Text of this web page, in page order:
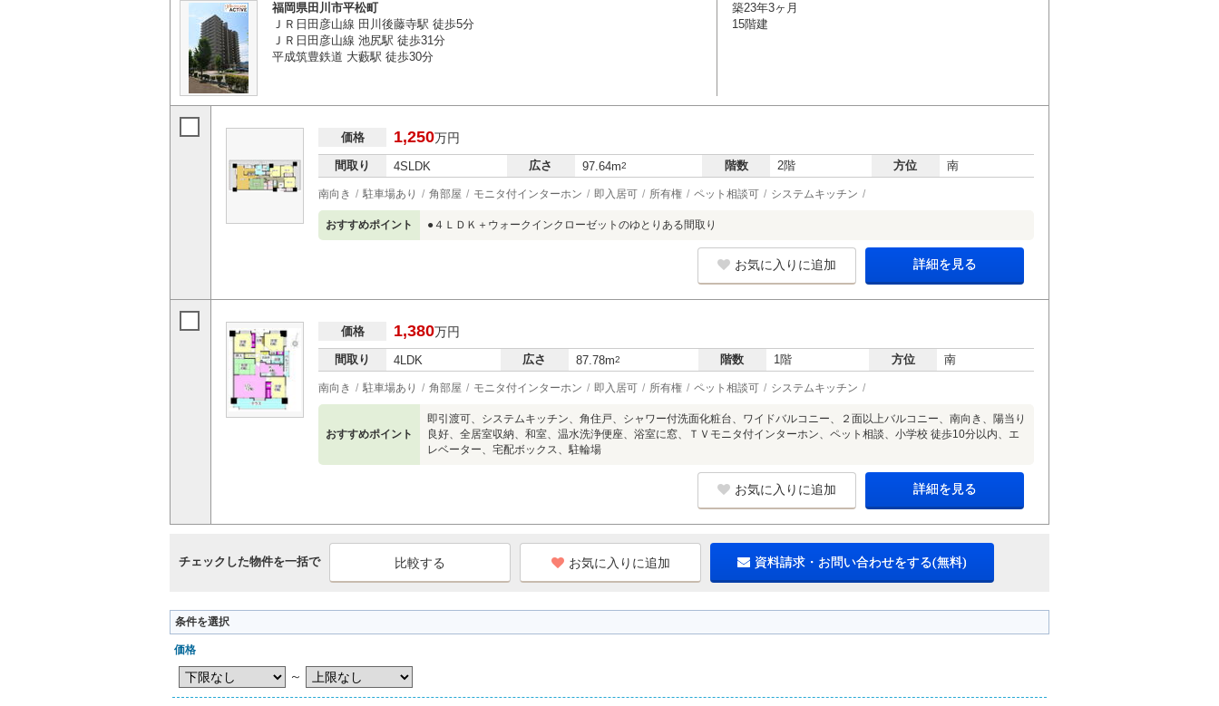
福岡県田川市平松町
ＪＲ日田彦山線 田川後藤寺駅 徒歩5分
ＪＲ日田彦山線 池尻駅 徒歩31分
平成筑豊鉄道 大藪駅 徒歩30分
築23年3ヶ月
15階建
価格 1,250万円
間取り 4SLDK 広さ 97.64m2 階数 2階 方位 南
南向き 駐車場あり 角部屋 モニタ付インターホン 即入居可 所有権 ペット相談可 システムキッチン
おすすめポイント ●４ＬＤＫ＋ウォークインクローゼットのゆとりある間取り
お気に入りに追加 詳細を見る
価格 1,380万円
間取り 4LDK 広さ 87.78m2 階数 1階 方位 南
南向き 駐車場あり 角部屋 モニタ付インターホン 即入居可 所有権 ペット相談可 システムキッチン
おすすめポイント
即引渡可、システムキッチン、角住戸、シャワー付洗面化粧台、ワイドバルコニー、２面以上バルコニー、南向き、陽当り
良好、全居室収納、和室、温水洗浄便座、浴室に窓、ＴＶモニタ付インターホン、ペット相談、小学校 徒歩10分以内、エ
レベーター、宅配ボックス、駐輪場
お気に入りに追加 詳細を見る
チェックした物件を一括で お気に入りに追加 資料請求・お問い合わせをする(無料)
条件を選択
価格
～